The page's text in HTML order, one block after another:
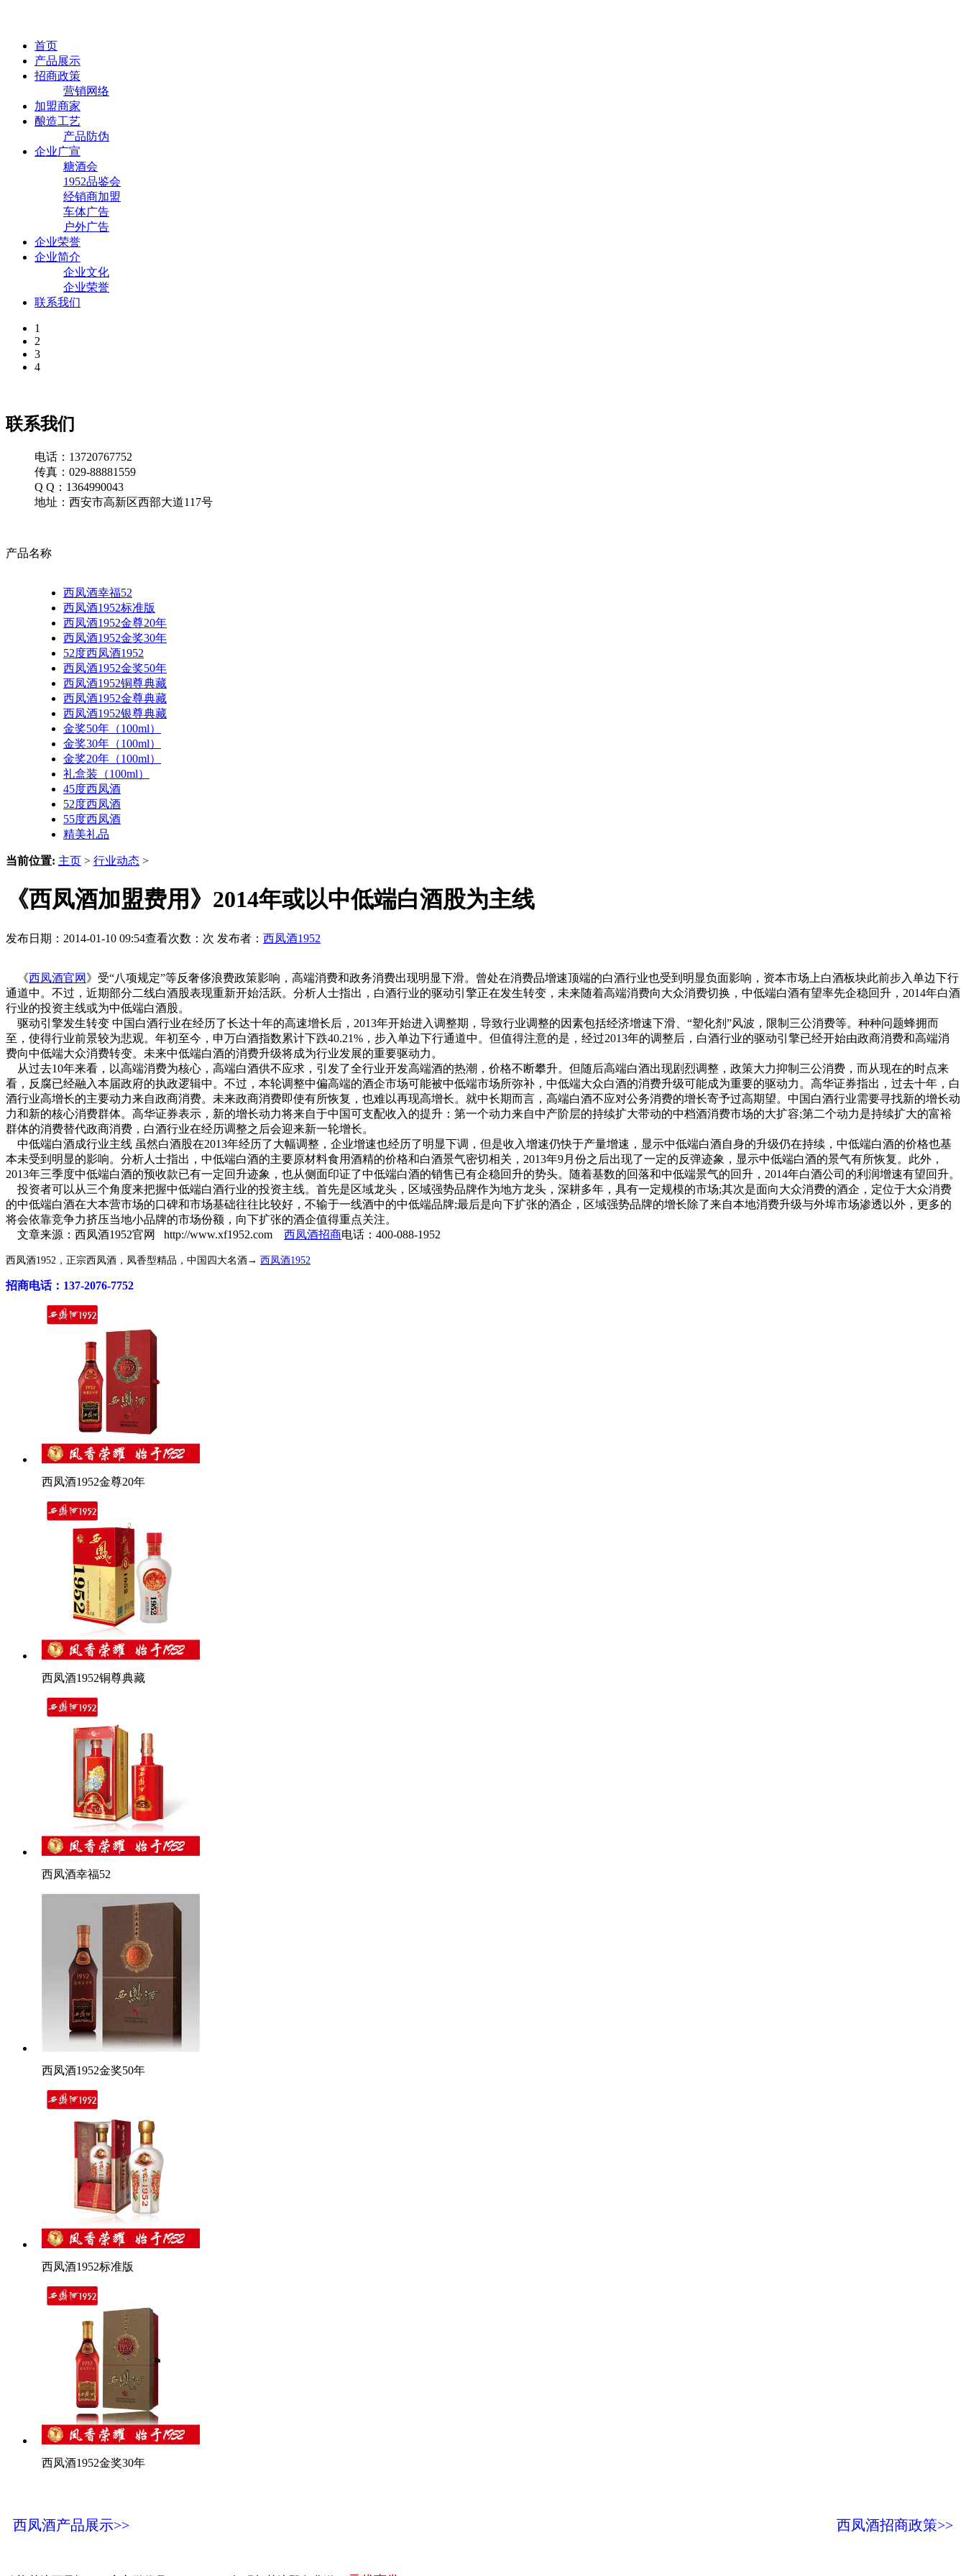
首页
产品展示
招商政策
营销网络
加盟商家
酿造工艺
产品防伪
企业广宣
糖酒会
1952品鉴会
经销商加盟
车体广告
户外广告
企业荣誉
企业简介
企业文化
企业荣誉
联系我们
1
2
3
4
联系我们
电话：13720767752
传真：029-88881559
Q Q：1364990043
地址：西安市高新区西部大道117号
产品名称
西凤酒幸福52
西凤酒1952标准版
西凤酒1952金尊20年
西凤酒1952金奖30年
52度西凤酒1952
西凤酒1952金奖50年
西凤酒1952铜尊典藏
西凤酒1952金尊典藏
西凤酒1952银尊典藏
金奖50年（100ml）
金奖30年（100ml）
金奖20年（100ml）
礼盒装（100ml）
45度西凤酒
52度西凤酒
55度西凤酒
精美礼品
当前位置: 主页 > 行业动态 >
《西凤酒加盟费用》2014年或以中低端白酒股为主线
发布日期：2014-01-10 09:54查看次数： 次 发布者： 西凤酒1952
《西凤酒官网 》受“八项规定”等反奢侈浪费政策影响，高端消费和政务消费出现明显下滑。曾处在消费品增速顶端的白酒行业也受到明显负面影响，资本市场上白酒板块此前步入单边下行
通道中。不过，近期部分二线白酒股表现重新开始活跃。分析人士指出，白酒行业的驱动引擎正在发生转变，未来随着高端消费向大众消费切换，中低端白酒有望率先企稳回升，2014年白酒
行业的投资主线或为中低端白酒股。
驱动引擎发生转变 中国白酒行业在经历了长达十年的高速增长后，2013年开始进入调整期，导致行业调整的因素包括经济增速下滑、“塑化剂”风波，限制三公消费等。种种问题蜂拥而
至，使得行业前景较为悲观。年初至今，申万白酒指数累计下跌40.21%，步入单边下行通道中。但值得注意的是，经过2013年的调整后，白酒行业的驱动引擎已经开始由政商消费和高端消
费向中低端大众消费转变。未来中低端白酒的消费升级将成为行业发展的重要驱动力。
从过去10年来看，以高端消费为核心，高端白酒供不应求，引发了全行业开发高端酒的热潮，价格不断攀升。但随后高端白酒出现剧烈调整，政策大力抑制三公消费，而从现在的时点来
看，反腐已经融入本届政府的执政逻辑中。不过，本轮调整中偏高端的酒企市场可能被中低端市场所弥补，中低端大众白酒的消费升级可能成为重要的驱动力。高华证券指出，过去十年，白
酒行业高增长的主要动力来自政商消费。未来政商消费即使有所恢复，也难以再现高增长。就中长期而言，高端白酒不应对公务消费的增长寄予过高期望。中国白酒行业需要寻找新的增长动
力和新的核心消费群体。高华证券表示，新的增长动力将来自于中国可支配收入的提升：第一个动力来自中产阶层的持续扩大带动的中档酒消费市场的大扩容;第二个动力是持续扩大的富裕
群体的消费替代政商消费，白酒行业在经历调整之后会迎来新一轮增长。
中低端白酒成行业主线 虽然白酒股在2013年经历了大幅调整，企业增速也经历了明显下调，但是收入增速仍快于产量增速，显示中低端白酒自身的升级仍在持续，中低端白酒的价格也基
本未受到明显的影响。分析人士指出，中低端白酒的主要原材料食用酒精的价格和白酒景气密切相关，2013年9月份之后出现了一定的反弹迹象，显示中低端白酒的景气有所恢复。此外，
2013年三季度中低端白酒的预收款已有一定回升迹象，也从侧面印证了中低端白酒的销售已有企稳回升的势头。随着基数的回落和中低端景气的回升，2014年白酒公司的利润增速有望回升。
投资者可以从三个角度来把握中低端白酒行业的投资主线。首先是区域龙头，区域强势品牌作为地方龙头，深耕多年，具有一定规模的市场;其次是面向大众消费的酒企，定位于大众消费
的中低端白酒在大本营市场的口碑和市场基础往往比较好，不输于一线酒中的中低端品牌;最后是向下扩张的酒企，区域强势品牌的增长除了来自本地消费升级与外埠市场渗透以外，更多的
将会依靠竞争力挤压当地小品牌的市场份额，向下扩张的酒企值得重点关注。
文章来源：西凤酒1952官网 http://www.xf1952.com 西凤酒招商电话：400-088-1952
西凤酒1952，正宗西凤酒，凤香型精品，中国四大名酒→ 西凤酒1952
招商电话：137-2076-7752
西凤酒1952金尊20年
西凤酒1952铜尊典藏
西凤酒幸福52
西凤酒1952金奖50年
西凤酒1952标准版
西凤酒1952金奖30年
西凤酒产品展示>> 西凤酒招商政策>>